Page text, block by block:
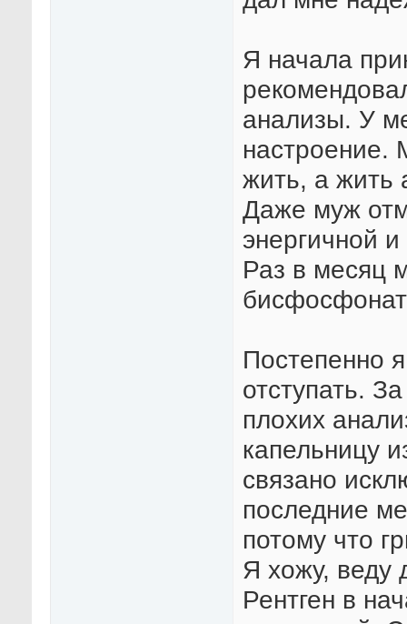
Я начала
анализы. У
настроение.
жить, а жить
Даже муж
энергичной
Раз в месяц
Постепенно
отступать.
плохих
капельницу
связано
последние
потому что
Я хожу, веду
Рентген в